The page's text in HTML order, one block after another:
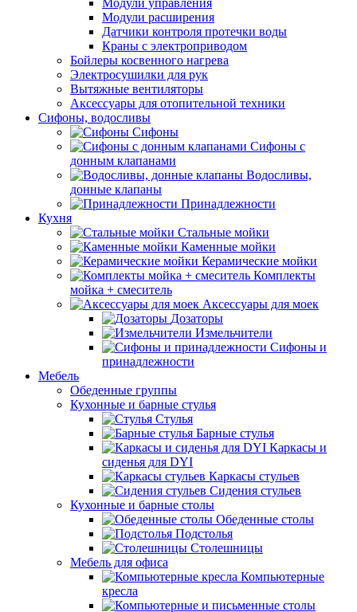
Модули управления
Модули расширения
Датчики контроля протечки воды
Краны с электроприводом
Бойлеры косвенного нагрева
Электросушилки для рук
Вытяжные вентиляторы
Аксессуары для отопительной техники
Сифоны, водосливы
Сифоны
Сифоны с
донным клапанами
Водосливы,
донные клапаны
Принадлежности
Кухня
Стальные мойки
Каменные мойки
Керамические мойки
Комплекты
мойка + смеситель
Аксессуары для моек
Дозаторы
Измельчители
Сифоны и
принадлежности
Мебель
Обеденные группы
Кухонные и барные стулья
Стулья
Барные стулья
Каркасы и
сиденья для DYI
Каркасы стульев
Сидения стульев
Кухонные и барные столы
Обеденные столы
Подстолья
Столешницы
Мебель для офиса
Компьютерные
кресла